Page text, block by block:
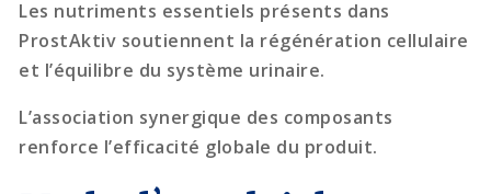
Les nutriments essentiels présents dans
ProstAktiv soutiennent la régénération cellulaire
et l’équilibre du système urinaire.
L’association synergique des composants
renforce l’efficacité globale du produit.